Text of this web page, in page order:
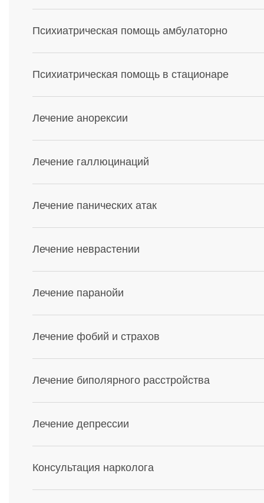
Психиатрическая помощь амбулаторно
Психиатрическая помощь в стационаре
Лечение анорексии
Лечение галлюцинаций
Лечение панических атак
Лечение неврастении
Лечение паранойи
Лечение фобий и страхов
Лечение биполярного расстройства
Лечение депрессии
Консультация нарколога